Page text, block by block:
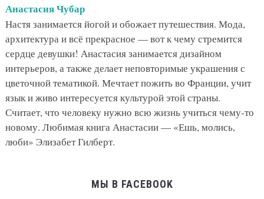
Анастасия Чубар
Настя занимается йогой и обожает путешествия. Мода,
архитектура и всё прекрасное — вот к чему стремится
сердце девушки! Анастасия занимается дизайном
интерьеров, а также делает неповторимые украшения с
цветочной тематикой. Мечтает пожить во Франции, учит
язык и живо интересуется культурой этой страны.
Считает, что человеку нужно всю жизнь учиться чему-то
новому. Любимая книга Анастасии — «Ешь, молись,
люби» Элизабет Гилберт.
МЫ В FACEBOOK